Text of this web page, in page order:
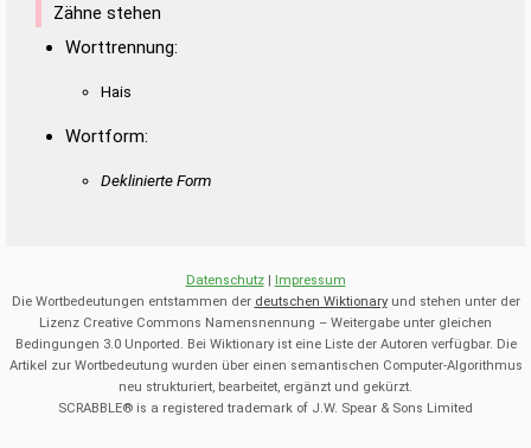
Zähne stehen
Worttrennung:
Hais
Wortform:
Deklinierte Form
Datenschutz| Impressum
Die Wortbedeutungen entstammen der deutschen Wiktionaryund stehen unter der
Lizenz Creative Commons Namensnennung – Weitergabe unter gleichen
Bedingungen 3.0 Unported. Bei Wiktionary ist eine Liste der Autoren verfügbar. Die
Artikel zur Wortbedeutung wurden über einen semantischen Computer-Algorithmus
neu strukturiert, bearbeitet, ergänzt und gekürzt.
SCRABBLE® is a registered trademark of J.W. Spear & Sons Limited